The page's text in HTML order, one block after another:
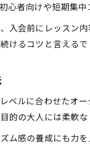
者向けや短期集中
入会前にレッスン
けるコツと言えるで
ベルに合わせたオ
の大人には柔軟な
ム感の養成にも力